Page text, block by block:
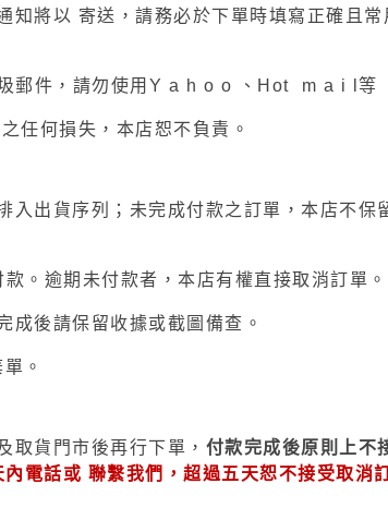
知將以 寄送，請務必於下單時填寫正確且常
郵件，請勿使用Y a h o o 、Hot m a i l 等
任何損失，本店恕不負責。
入出貨序列；未完成付款之訂單，本店不保
款。逾期未付款者，本店有權直接取消訂單。
成後請保留收據或截圖備查。
。
取貨門市後再行下單， 付款完成後原則上不
電話或 聯繫我們，超過五天恕不接受取消